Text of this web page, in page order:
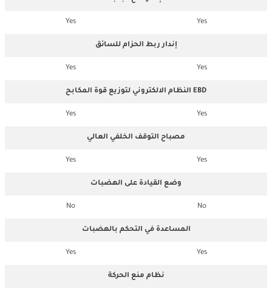
Yes
Yes
إندار ربط الحزام للسائق
Yes
Yes
النظام الالكتروني لتوزيع قوة المكابح EBD
Yes
Yes
مصباح التوقف الخلفي العالي
Yes
Yes
وضع القيادة على الهضبات
No
No
المساعدة في التحكم بالهضبات
Yes
Yes
نظام منع الحركة